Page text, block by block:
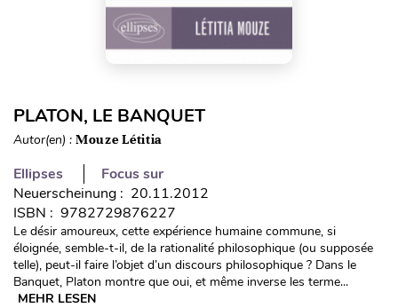
PLATON, LE BANQUET
Autor(en) : Mouze Létitia
Ellipses
Focus sur
Neuerscheinung : 20.11.2012
ISBN : 9782729876227
Le désir amoureux, cette expérience humaine commune, si
éloignée, semble-t-il, de la rationalité philosophique (ou supposée
telle), peut-il faire l’objet d’un discours philosophique ? Dans le
Banquet, Platon montre que oui, et même inverse les terme...
MEHR LESEN